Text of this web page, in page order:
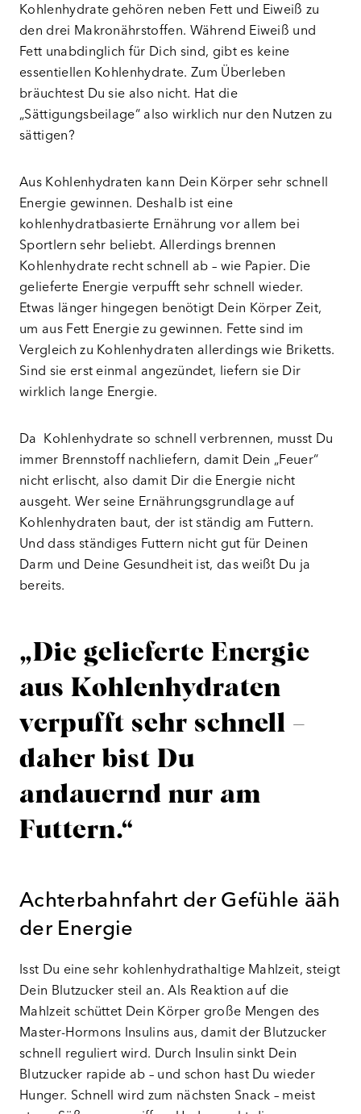
Kohlenhydrate gehören neben Fett und Eiweiß zu
den drei Makronährstoffen. Während Eiweiß und
Fett unabdinglich für Dich sind, gibt es keine
essentiellen Kohlenhydrate. Zum Überleben
bräuchtest Du sie also nicht. Hat die
„Sättigungsbeilage“ also wirklich nur den Nutzen zu
sättigen?
Aus Kohlenhydraten kann Dein Körper sehr schnell
Energie gewinnen. Deshalb ist eine
kohlenhydratbasierte Ernährung vor allem bei
Sportlern sehr beliebt. Allerdings brennen
Kohlenhydrate recht schnell ab – wie Papier. Die
gelieferte Energie verpufft sehr schnell wieder.
Etwas länger hingegen benötigt Dein Körper Zeit,
um aus Fett Energie zu gewinnen. Fette sind im
Vergleich zu Kohlenhydraten allerdings wie Briketts.
Sind sie erst einmal angezündet, liefern sie Dir
wirklich lange Energie.
Da Kohlenhydrate so schnell verbrennen, musst Du
immer Brennstoff nachliefern, damit Dein „Feuer“
nicht erlischt, also damit Dir die Energie nicht
ausgeht. Wer seine Ernährungsgrundlage auf
Kohlenhydraten baut, der ist ständig am Futtern.
Und dass ständiges Futtern nicht gut für Deinen
Darm und Deine Gesundheit ist, das weißt Du ja
bereits.
„Die gelieferte Energie
aus Kohlenhydraten
verpufft sehr schnell –
daher bist Du
andauernd nur am
Futtern.“
Achterbahnfahrt der Gefühle ääh
der Energie
Isst Du eine sehr kohlenhydrathaltige Mahlzeit, steigt
Dein Blutzucker steil an. Als Reaktion auf die
Mahlzeit schüttet Dein Körper große Mengen des
Master-Hormons Insulins aus, damit der Blutzucker
schnell reguliert wird. Durch Insulin sinkt Dein
Blutzucker rapide ab – und schon hast Du wieder
Hunger. Schnell wird zum nächsten Snack – meist